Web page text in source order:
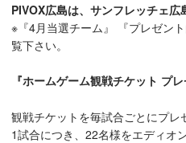
PIVOX広島は、サンフレッチェ広
※『4月当選チーム』 『プレゼン
覧下さい。
『ホームゲーム観戦チケット プ
観戦チケットを毎試合ごとにプレ
1試合につき、22名様をエディオ